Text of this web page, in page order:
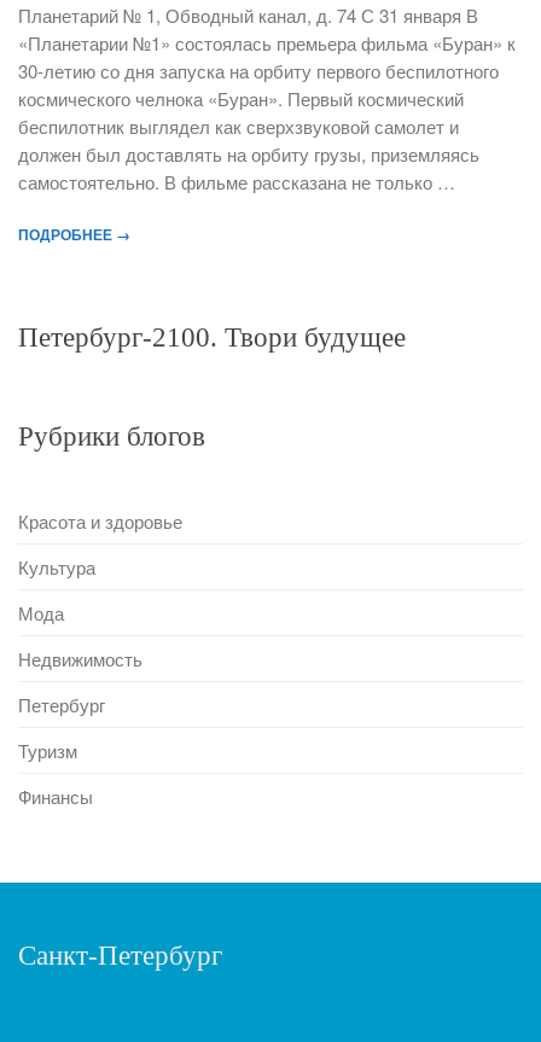
Планетарий № 1, Обводный канал, д. 74 С 31 января В
«Планетарии №1» состоялась премьера фильма «Буран» к
30-летию со дня запуска на орбиту первого беспилотного
космического челнока «Буран». Первый космический
беспилотник выглядел как сверхзвуковой самолет и
должен был доставлять на орбиту грузы, приземляясь
самостоятельно. В фильме рассказана не только …
ПОДРОБНЕЕ →
Петербург-2100. Твори будущее
Рубрики блогов
Красота и здоровье
Культура
Мода
Недвижимость
Петербург
Туризм
Финансы
Санкт-Петербург